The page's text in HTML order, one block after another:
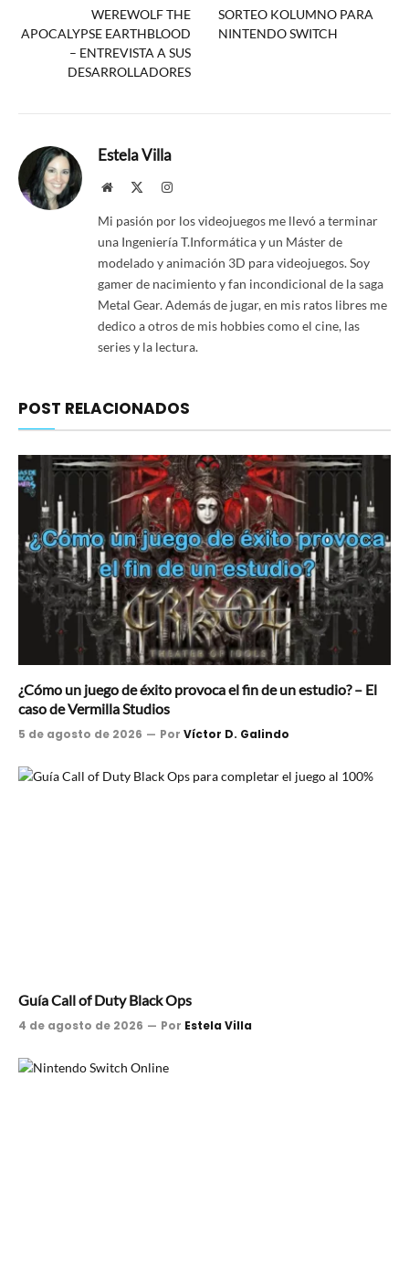
WEREWOLF THE
APOCALYPSE EARTHBLOOD
– ENTREVISTA A SUS
DESARROLLADORES
SORTEO KOLUMNO PARA
NINTENDO SWITCH
Estela Villa
Website Instagram
Mi pasión por los videojuegos me llevó a terminar
una Ingeniería T.Informática y un Máster de
modelado y animación 3D para videojuegos. Soy
gamer de nacimiento y fan incondicional de la saga
Metal Gear. Además de jugar, en mis ratos libres me
dedico a otros de mis hobbies como el cine, las
series y la lectura.
POST RELACIONADOS
¿Cómo un juego de éxito provoca el fin de un estudio? – El
caso de Vermilla Studios
5 de agosto de 2026 Por Víctor D. Galindo
Guía Call of Duty Black Ops
4 de agosto de 2026 Por Estela Villa